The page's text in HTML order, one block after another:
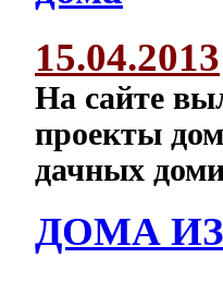
15.04.2013
На сайте
проекты
дачных
ДОМА